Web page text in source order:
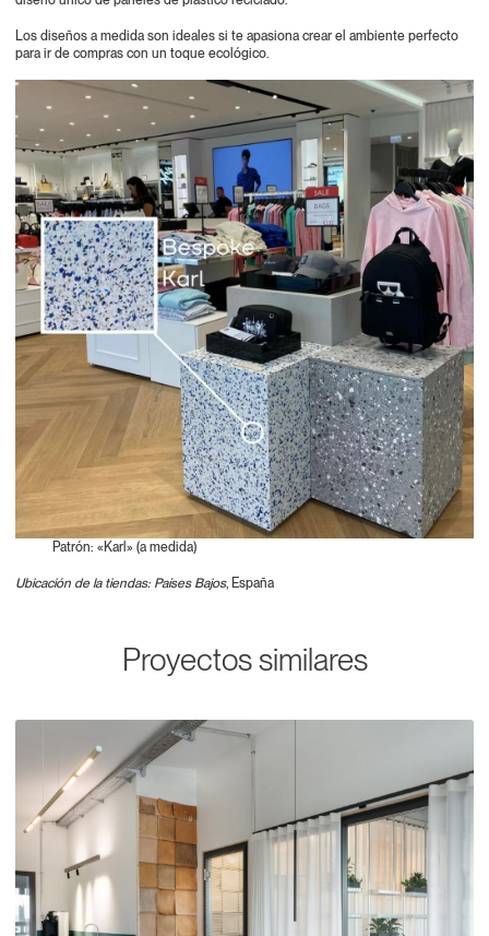
Los diseños a medida son ideales si te apasiona crear el ambiente perfecto
para ir de compras con un toque ecológico.
Patrón: «Karl» (a medida)
Ubicación de la tiendas: Países Bajos, España
Proyectos similares